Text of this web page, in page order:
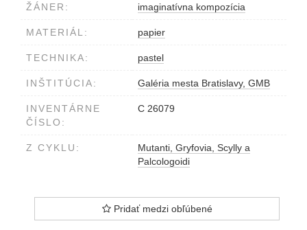
ŽÁNER: imaginatívna kompozícia
MATERIÁL: papier
TECHNIKA: pastel
INŠTITÚCIA: Galéria mesta Bratislavy, GMB
INVENTÁRNE
ČÍSLO:
C 26079
Z CYKLU:
Mutanti, Gryfovia, Scylly a
Palcologoidi
Pridať medzi obľúbené